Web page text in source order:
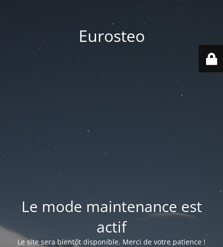
Eurosteo
Le mode maintenance est
actif
Le site sera bientôt disponible. Merci de votre patience !